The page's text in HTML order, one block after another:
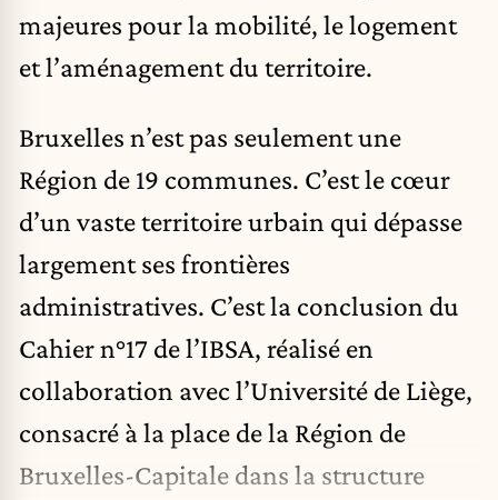
majeures pour la mobilité, le logement
et l’aménagement du territoire.
Bruxelles n’est pas seulement une
Région de 19 communes. C’est le cœur
d’un vaste territoire urbain qui dépasse
largement ses frontières
administratives. C’est la conclusion du
Cahier n°17 de l’IBSA, réalisé en
collaboration avec l’Université de Liège,
consacré à la place de la Région de
Bruxelles-Capitale dans la structure